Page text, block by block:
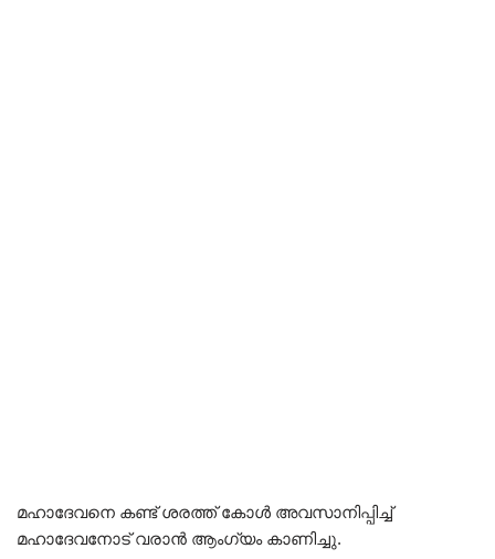
മഹാദേവനെ കണ്ട് ശരത്ത് കോൾ അവസാനിപ്പിച്ച്
മഹാദേവനോട് വരാൻ ആംഗ്യം കാണിച്ചു.